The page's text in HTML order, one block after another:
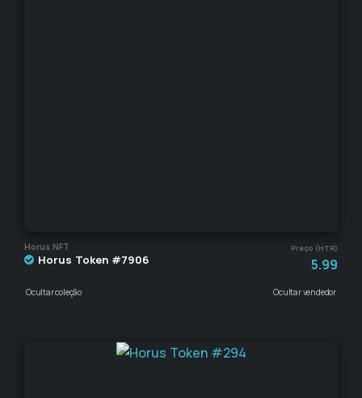
Horus NFT Preço (HTR)
Horus Token #7906 5.99
Ocultar coleção Ocultar vendedor